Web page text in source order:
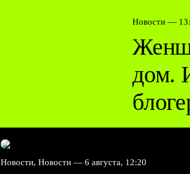
Новости —
дом.
Новости, Новости — 6 августа, 12:20